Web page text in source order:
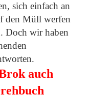
sich einfach an
den Müll werfen
Doch wir haben
auch